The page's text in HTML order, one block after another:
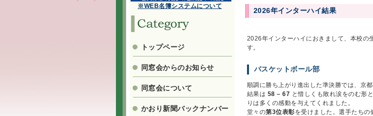
2026年インターハイ結果
2026年インターハイにおきまして、本校の
す。
バスケットボール部
順調に勝ち上がり進出した準決勝では、京
結果は 58 – 67 と惜しくも敗れ涙をのむ形
りは多くの感動を与えてくれました。
堂々の第3位表彰を受けました。選手たちの
※WEB名簿システムについて
トップページ
同窓会からのお知らせ
同窓会について
かおり新聞バックナンバー